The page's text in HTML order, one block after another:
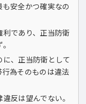
安全かつ確実なの
であり、正当防衛
、正当防衛として
為そのものは違法
反は望んでない。